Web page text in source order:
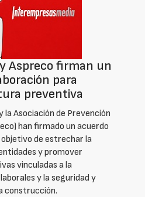
Aspreco firman un
para
preventiva
la Asociación de Prevención
han firmado un acuerdo
de estrechar la
y promover
vinculadas a la
y la seguridad y
construcción.